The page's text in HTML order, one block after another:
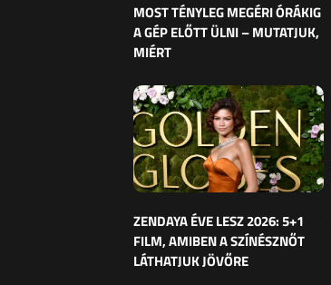
MOST TÉNYLEG MEGÉRI ÓRÁKIG
A GÉP ELŐTT ÜLNI – MUTATJUK,
MIÉRT
ZENDAYA ÉVE LESZ 2026: 5+1
FILM, AMIBEN A SZÍNÉSZNŐT
LÁTHATJUK JÖVŐRE